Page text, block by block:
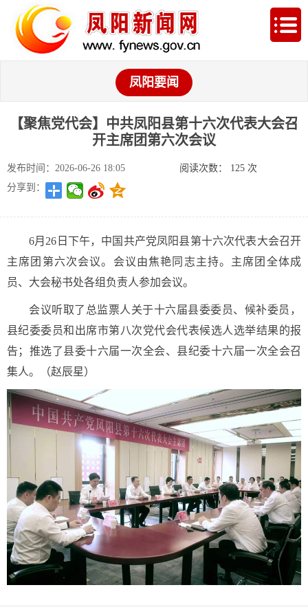
凤阳要闻
【聚焦党代会】中共凤阳县第十六次代表大会召
开主席团第六次会议
发布时间：2026-06-26 18:05 阅读次数： 125 次
分享到：
6月26日下午，中国共产党凤阳县第十六次代表大会召开
主席团第六次会议。会议由焦艳同志主持。主席团全体成
员、大会秘书处各组负责人参加会议。
会议听取了总监票人关于十六届县委委员、候补委员，
县纪委委员和出席市第八次党代会代表候选人选举结果的报
告；推选了县委十六届一次全会、县纪委十六届一次全会召
集人。（赵辰星）